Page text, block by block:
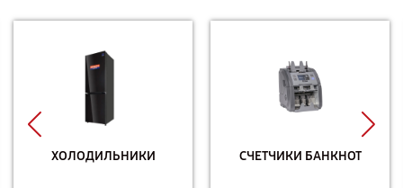
ХОЛОДИЛЬНИКИ СЧЕТЧИКИ БАНКНОТ